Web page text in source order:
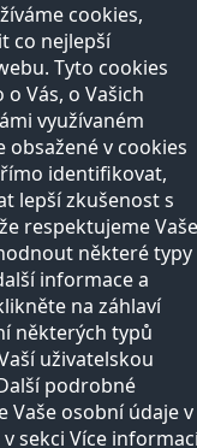
cookies,
co nejlepší
Tyto cookies
Vás, o Vašich
využívaném
v cookies
identifikovat,
lepší zkušenost s
respektujeme Vaše
některé typy
informace a
na záhlaví
některých typů
uživatelskou
podrobné
Vaše osobní údaje v
sekci Více